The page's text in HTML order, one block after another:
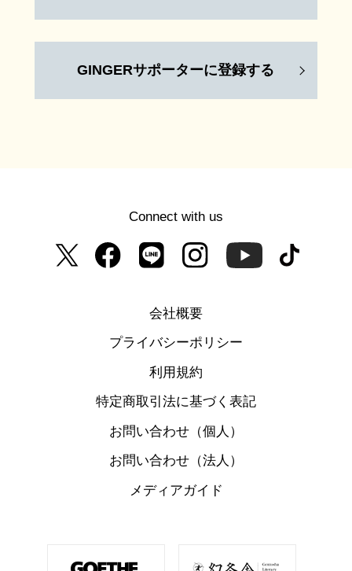
GINGERサポーターに登録する
Connect with us
会社概要
プライバシーポリシー
利用規約
特定商取引法に基づく表記
お問い合わせ（個人）
お問い合わせ（法人）
メディアガイド